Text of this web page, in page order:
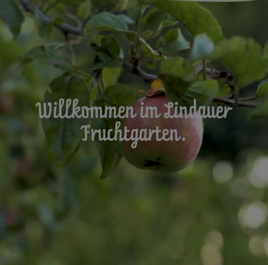
Willkommen im Lindauer
Fruchtgarten.